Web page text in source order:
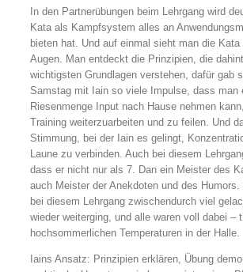
In den Partnerübungen beim Lehrgang wird
Kata als Kampfsystem alles an
bieten hat. Und auf einmal sieht man die
Augen. Man entdeckt die Prinzipien, die
wichtigsten Grundlagen verstehen, dafür gab
Samstag mit Iain so viele Impulse, dass man
Riesenmenge Input nach Hause nehmen
Training weiterzuarbeiten und zu feilen. Und
Stimmung, bei der Iain es gelingt,
Laune zu verbinden. Auch bei diesem
dass er nicht nur als 7. Dan ein Meister des
auch Meister der Anekdoten und des
bei diesem Lehrgang zwischendurch viel
wieder weiterging, und alle waren voll dabei –
hochsommerlichen Temperaturen in der Halle.
Iains Ansatz: Prinzipien erklären, Übung